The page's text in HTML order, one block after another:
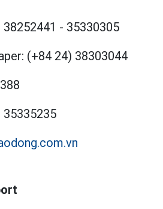
- 35330305
(+84 24) 38303044
35335235